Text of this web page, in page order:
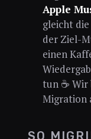
Apple
gleicht
der Ziel-
einen
tun ☕ Wir
Migration
SO